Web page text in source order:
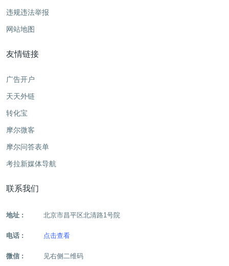
违规违法举报
网站地图
友情链接
广告开户
天天外链
转化宝
摩尔微客
摩尔问答表单
考拉新媒体导航
联系我们
地址 : 北京市昌平区北清路1号院
电话 : 点击查看
微信 : 见右侧二维码